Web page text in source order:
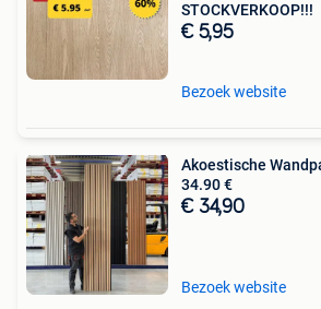
STOCKVERKOOP!!!
€ 5,95
Bezoek website
Akoestische
34.90 €
€ 34,90
Bezoek website